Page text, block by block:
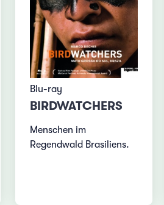
Blu-ray
BIRDWATCHERS
Menschen im
Regendwald Brasiliens.